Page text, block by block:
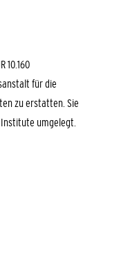
10.160
für die
zu erstatten. Sie
umgelegt.